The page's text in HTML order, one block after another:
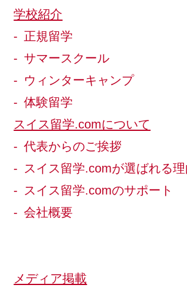
学校紹介
正規留学
サマースクール
ウィンターキャンプ
体験留学
スイス留学.comについて
代表からのご挨拶
スイス留学.comが選ばれる理
スイス留学.comのサポート
会社概要
メディア掲載